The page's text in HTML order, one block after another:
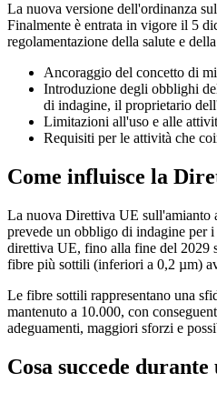
La nuova versione dell'ordinanza
Finalmente è entrata in vigore il 5
regolamentazione della salute e
Ancoraggio del concetto di
Introduzione degli obblighi
di indagine, il proprietario
Limitazioni all'uso e alle
Requisiti per le attività che
Come influisce la
La nuova Direttiva UE sull'amianto
prevede un obbligo di indagine per
direttiva UE, fino alla fine del 2029
fibre più sottili (inferiori a 0,2 µm)
Le fibre sottili rappresentano una
mantenuto a 10.000, con
adeguamenti, maggiori sforzi e
Cosa succede